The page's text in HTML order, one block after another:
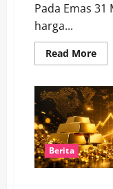
Pada Emas 31
harga...
Read MoreRead
31
Mei
Berita